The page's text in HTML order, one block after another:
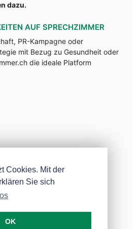
dazu.
AUF SPRECHZIMMER
PR-Kampagne oder
mit Bezug zu Gesundheit oder
die ideale Platform
Cookies. Mit der
Sie sich
OK